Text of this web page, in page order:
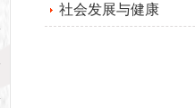
社会发展与健康